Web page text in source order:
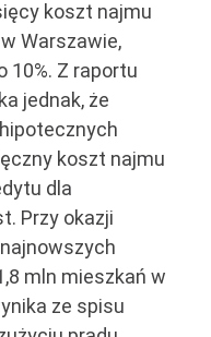
koszt najmu
Warszawie,
10%. Z raportu
jednak, że
koszt najmu
dla
Przy okazji
mln mieszkań w
ze spisu